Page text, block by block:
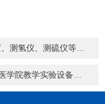
测硫仪等设备采购的中标
院教学实验设备中标